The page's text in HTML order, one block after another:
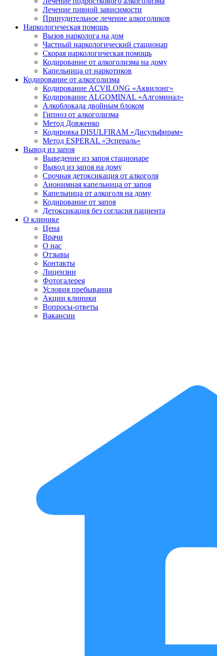
Лечение пивной зависимости
Принудительное лечение алкоголиков
Наркологическая помощь
Вызов нарколога на дом
Частный наркологический стационар
Скорая наркологическая помощь
Кодирование от алкоголизма на дому
Капельница от наркотиков
Кодирование от алкоголизма
Кодирование ACVILONG «Аквилонг»
Кодирование ALGOMINAL «Алгоминал»
Алкоблокада двойным блоком
Гипноз от алкоголизма
Метод Довженко
Кодировка DISULFIRAM «Дисульфирам»
Метод ESPERAL «Эспераль»
Вывод из запоя
Выведение из запоя стационаре
Вывод из запоя на дому
Срочная детоксикация от алкоголя
Анонимная капельница от запоя
Капельница от алкоголя на дому
Кодирование от запоя
Детоксикация без согласия пациента
О клинике
Цена
Врачи
О нас
Отзывы
Контакты
Лицензии
Фотогалерея
Условия пребывания
Акции клиники
Вопросы-ответы
Вакансии